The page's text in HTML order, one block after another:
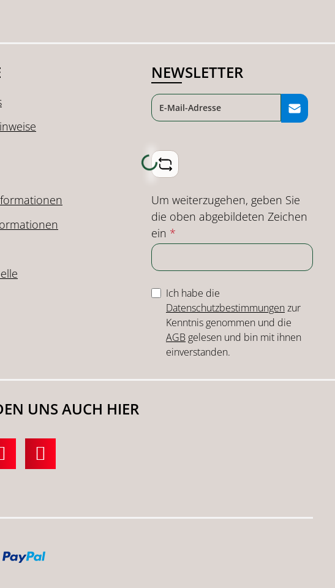
NEWSLETTER
Loading...
Um weiterzugehen, geben Sie
die oben abgebildeten Zeichen
ein *
Ich habe die
Datenschutzbestimmungenzur
Kenntnis genommen und die
AGB gelesen und bin mit ihnen
einverstanden.
UNS AUCH HIER